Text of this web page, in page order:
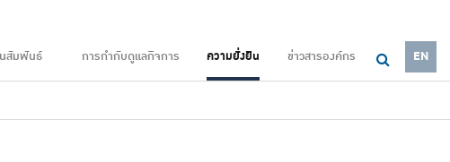
สัมพันธ์ การกำกับดูแลกิจการ ความยั่งยืน ข่าวสารองค์กร EN